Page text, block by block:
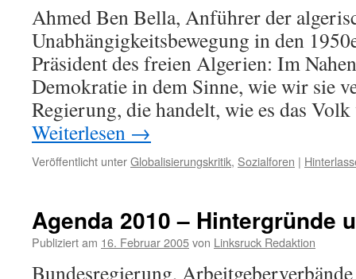
Ahmed Ben Bella, Anführer der
Unabhängigkeitsbewegung in den
Präsident des freien Algerien: Im
Demokratie in dem Sinne, wie wir sie
Regierung, die handelt, wie es das
Weiterlesen →
Veröffentlicht unterGlobalisierungskritik, Sozialforen |
Agenda 2010 – Hintergründe
Publiziert am 16. Februar 2005von Linksruck Redaktion
Bundesregierung,